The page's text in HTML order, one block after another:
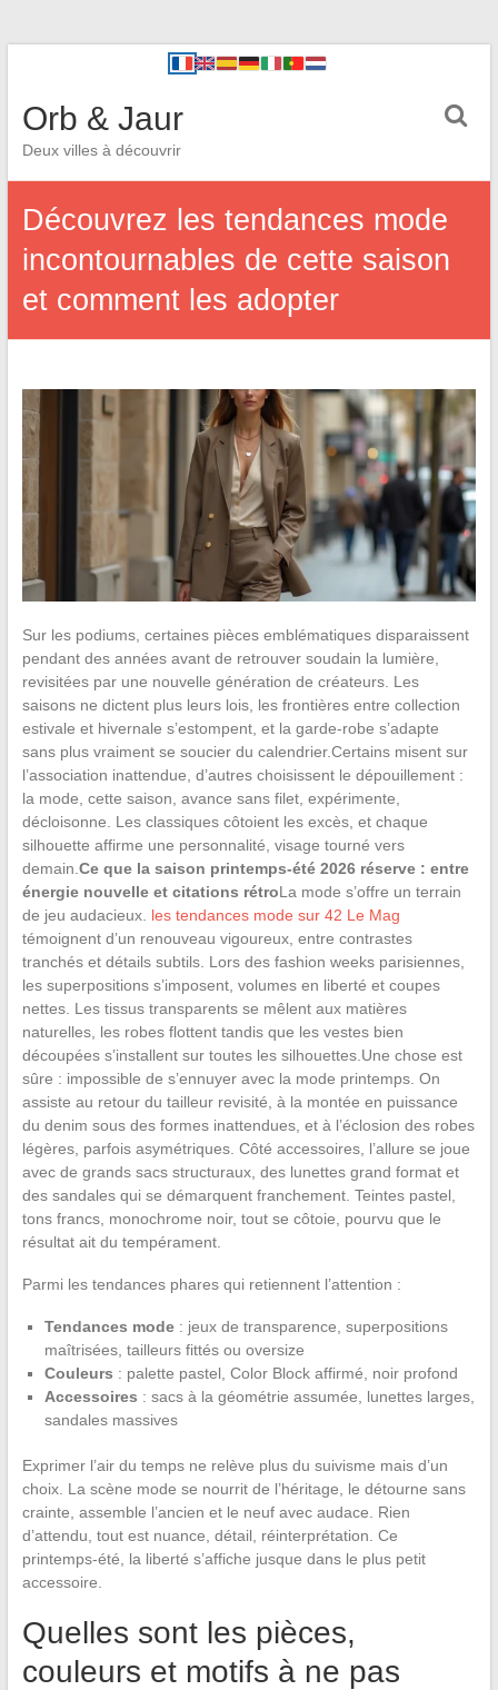
Orb & Jaur
Deux villes à découvrir
Découvrez les tendances mode
incontournables de cette saison
et comment les adopter
Sur les podiums, certaines pièces emblématiques disparaissent
pendant des années avant de retrouver soudain la lumière,
revisitées par une nouvelle génération de créateurs. Les
saisons ne dictent plus leurs lois, les frontières entre collection
estivale et hivernale s’estompent, et la garde-robe s’adapte
sans plus vraiment se soucier du calendrier.Certains misent sur
l’association inattendue, d’autres choisissent le dépouillement :
la mode, cette saison, avance sans filet, expérimente,
décloisonne. Les classiques côtoient les excès, et chaque
silhouette affirme une personnalité, visage tourné vers
demain. Ce que la saison printemps-été 2026 réserve : entre
énergie nouvelle et citations rétroLa mode s’offre un terrain
de jeu audacieux. les tendances mode sur 42 Le Mag
témoignent d’un renouveau vigoureux, entre contrastes
tranchés et détails subtils. Lors des fashion weeks parisiennes,
les superpositions s’imposent, volumes en liberté et coupes
nettes. Les tissus transparents se mêlent aux matières
naturelles, les robes flottent tandis que les vestes bien
découpées s’installent sur toutes les silhouettes.Une chose est
sûre : impossible de s’ennuyer avec la mode printemps. On
assiste au retour du tailleur revisité, à la montée en puissance
du denim sous des formes inattendues, et à l’éclosion des robes
légères, parfois asymétriques. Côté accessoires, l’allure se joue
avec de grands sacs structuraux, des lunettes grand format et
des sandales qui se démarquent franchement. Teintes pastel,
tons francs, monochrome noir, tout se côtoie, pourvu que le
résultat ait du tempérament.
Parmi les tendances phares qui retiennent l’attention :
Tendances mode: jeux de transparence, superpositions
maîtrisées, tailleurs fittés ou oversize
Couleurs : palette pastel, Color Block affirmé, noir profond
Accessoires : sacs à la géométrie assumée, lunettes larges,
sandales massives
Exprimer l’air du temps ne relève plus du suivisme mais d’un
choix. La scène mode se nourrit de l’héritage, le détourne sans
crainte, assemble l’ancien et le neuf avec audace. Rien
d’attendu, tout est nuance, détail, réinterprétation. Ce
printemps-été, la liberté s’affiche jusque dans le plus petit
accessoire.
Quelles sont les pièces,
couleurs et motifs à ne pas